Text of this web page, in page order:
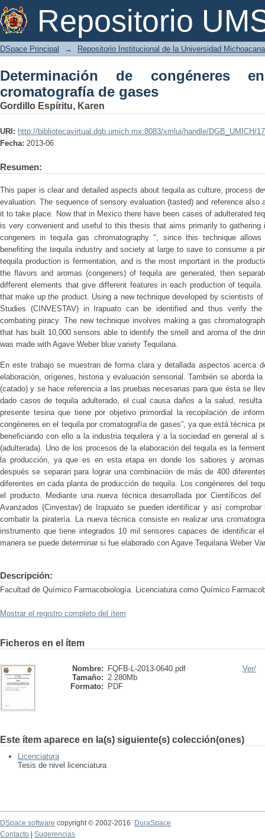
Repositorio
Determinación de congéneres en el
DSpace Principal → Repositorio Institucional de la Universidad
Determinación de congéneres
cromatografía de gases
Gordillo Espíritu, Karen
URI: http://bibliotecavirtual.dgb.umich.mx:8083/xmlui/handle/DGB_UMICH/
Fecha: 2013-06
Resumen:
This paper is clear and detailed aspects about tequila as culture, process
evaluation. The sequence of sensory evaluation (tasted) and reference
it to take place. Now that in Mexico there have been cases of adulterated
is very convenient and useful to this thesis that aims primarily to gathering
congeners in tequila gas chromatography ", since this technique
benefiting the tequila industry and society at large to save to consume a
tequila production is fermentation, and is the most important in the
the flavors and aromas (congeners) of tequila are generated, then
different elements that give different features in each production of
that make up the product. Using a new technique developed by scientists
Studies (CINVESTAV) in Irapuato can be identified and thus verify
combating piracy. The new technique involves making a gas
that has built 10,000 sensors able to identify the smell and aroma of the
was made with Agave Weber blue variety Tequilana.
En este trabajo se muestran de forma clara y detallada aspectos acerca
elaboración, orígenes, historia y evaluación sensorial. También se aborda
(catado) y se hace referencia a las pruebas necesarias para que ésta se
dado casos de tequila adulterado, el cual causa daños a la salud,
presente tesina que tiene por objetivo primordial la recopilación de
congéneres en el tequila por cromatografía de gases”, ya que está técnica
beneficiando con ello a la industria tequilera y a la sociedad en general al
(adulterada). Uno de los procesos de la elaboración del tequila es la
la producción, ya que es en esta etapa en donde los sabores y
después se separan para lograr una combinación de más de 400
diferentes en cada planta de producción de tequila. Los congéneres del
el producto. Mediante una nueva técnica desarrollada por Científicos
Avanzados (Cinvestav) de Irapuato se pueden identificar y así
combatir la piratería. La nueva técnica consiste en realizar una
instrumento que tiene integrados 10 mil sensores capaces de identificar
manera se puede determinar si fue elaborado con Agave Tequilana Weber
Descripción:
Facultad de Químico Farmacobiología. Licenciatura como Químico
Mostrar el registro completo del ítem
Ficheros en el ítem
Nombre:
FQFB-L-2013-0640.pdf
Tamaño: 2.280Mb
Formato:
PDF
Ver/
Este ítem aparece en la(s) siguiente(s) colección(ones)
Licenciatura
Tesis de nivel licenciatura
DSpace software copyright © 2002-2016
DuraSpace
Contacto
Sugerencias